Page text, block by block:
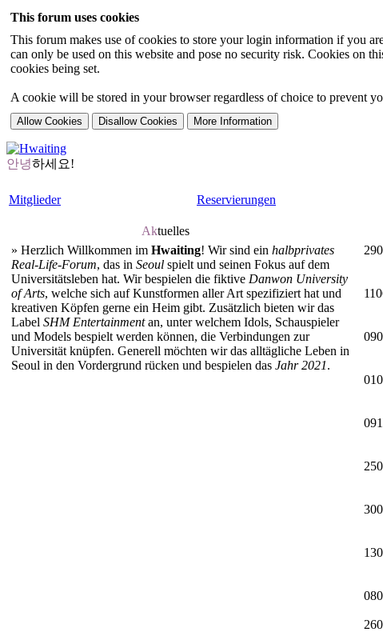
This forum uses cookies
This forum makes use of cookies to store your login information if you
can only be used on this website and pose no security risk. Cookies on
cookies being set.
A cookie will be stored in your browser regardless of choice to prevent
안녕하세요!
Mitglieder
Reservierungen
Aktuelles
» Herzlich Willkommen im Hwaiting! Wir sind ein halbprivates
Real-Life-Forum, das in Seoul spielt und seinen Fokus auf dem
Universitätsleben hat. Wir bespielen die fiktive Danwon University
of Arts, welche sich auf Kunstformen aller Art spezifiziert hat und
kreativen Köpfen gerne ein Heim gibt. Zusätzlich bieten wir das
Label SHM Entertainmentan, unter welchem Idols, Schauspieler
und Models bespielt werden können, die Verbindungen zur
Universität knüpfen. Generell möchten wir das alltägliche Leben in
Seoul in den Vordergrund rücken und bespielen das Jahr 2021.